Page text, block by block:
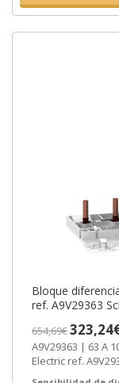
Bloque
ref. A9V29363
654,69€
A9V29363 | 63 A 1000 mA Acti 9 7 Bloque Vigi de Schneider
Electric ref.